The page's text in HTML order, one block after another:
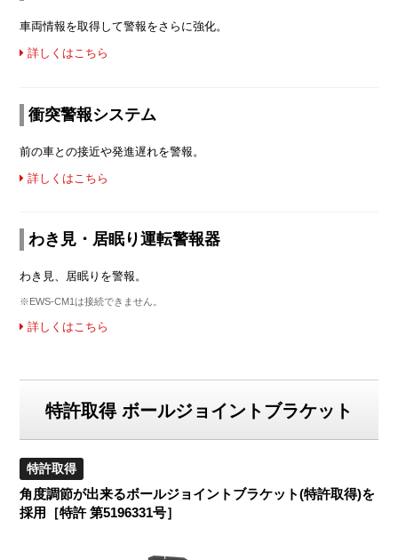
車両情報を取得して警報をさらに強化。
詳しくはこちら
衝突警報システム
前の車との接近や発進遅れを警報。
詳しくはこちら
わき見・居眠り運転警報器
わき見、居眠りを警報。
※EWS-CM1は接続できません。
詳しくはこちら
特許取得 ボールジョイントブラケット
特許取得
角度調節が出来るボールジョイントブラケット(特許取得)を
採用［特許 第5196331号］